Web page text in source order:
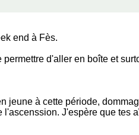
end à Fès.
d'aller en boîte et
jeune à cette période,
J'espère que tes